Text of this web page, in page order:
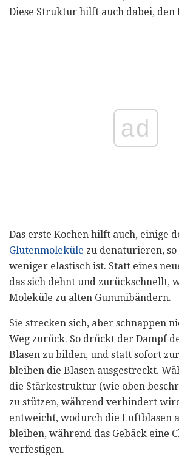
Diese Struktur hilft auch dabei, den
ad
Das erste Kochen hilft auch, einige
Glutenmoleküle zu denaturieren, so
weniger elastisch ist. Statt eines
das sich dehnt und zurückschnellt,
Moleküle zu alten Gummibändern.
Sie strecken sich, aber schnappen
Weg zurück. So drückt der Dampf
Blasen zu bilden, und statt sofort
bleiben die Blasen ausgestreckt.
die Stärkestruktur (wie oben
zu stützen, während verhindert
entweicht, wodurch die Luftblasen
bleiben, während das Gebäck eine
verfestigen.